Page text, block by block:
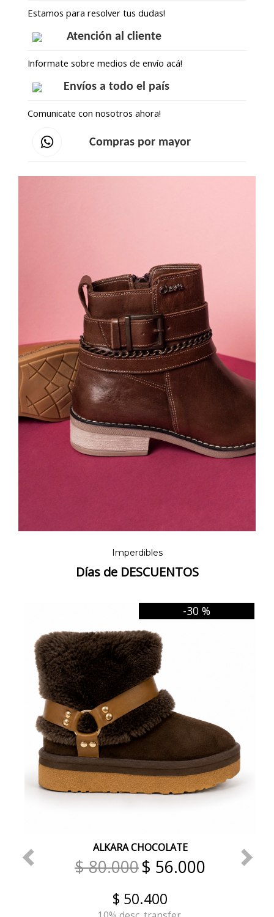
Estamos para resolver tus dudas!
Atención al cliente
Informate sobre medios de envío acá!
Envíos a todo el país
Comunicate con nosotros ahora!
Compras por mayor
Imperdibles
Días de DESCUENTOS
-30 %
ALKARA CHOCOLATE
$ 80.000$ 56.000
$ 50.400